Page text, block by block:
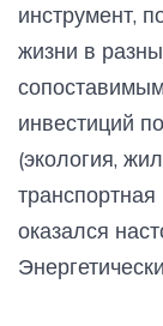
инструмент,
жизни в
инвестиций
(экология,
транспортная
оказался